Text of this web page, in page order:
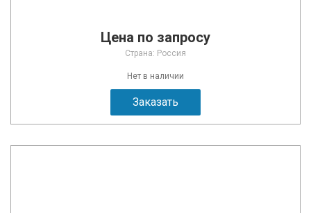
Цена по запросу
Страна: Россия
Нет в наличии
Заказать